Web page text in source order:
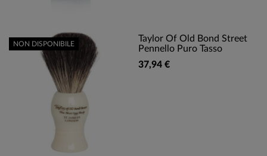
Taylor Of Old Bond Street
Pennello Puro Tasso
37,94 €
NON DISPONIBILE